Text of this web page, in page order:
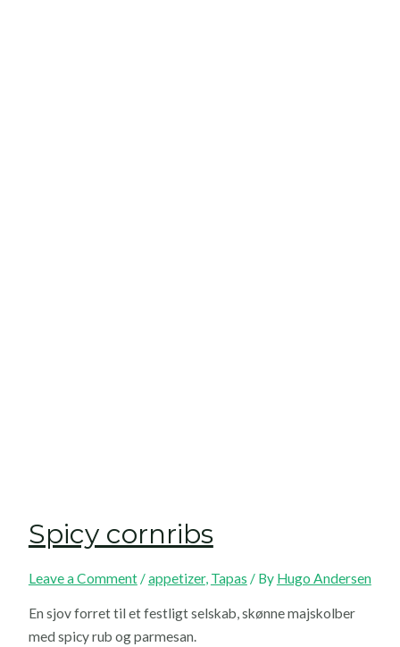
Spicy cornribs
Leave a Comment /appetizer, Tapas / By Hugo Andersen
En sjov forret til et festligt selskab, skønne majskolber
med spicy rub og parmesan.